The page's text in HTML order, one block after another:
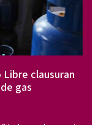
clausuran
gas